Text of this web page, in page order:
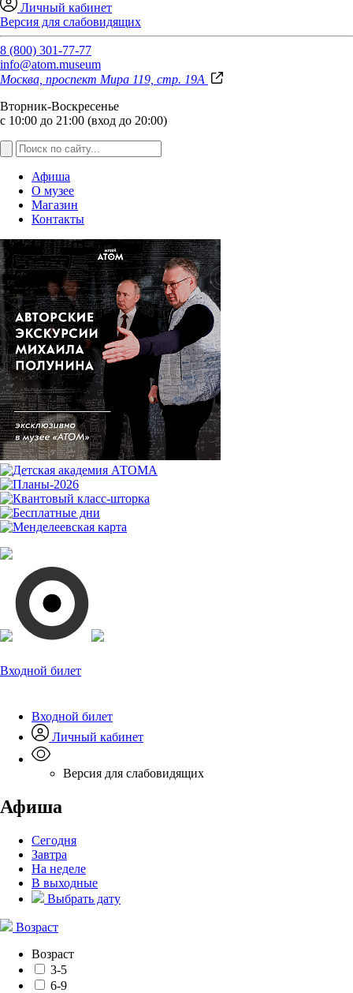
Личный кабинет
Версия для слабовидящих
8 (800) 301-77-77
info@atom.museum
Москва, проспект Мира 119, стр. 19А
Вторник-Воскресенье
с 10:00 до 21:00 (вход до 20:00)
Афиша
О музее
Магазин
Контакты
Входной билет
Входной билет
Личный кабинет
Версия для слабовидящих
Афиша
Сегодня
Завтра
На неделе
В выходные
Выбрать дату
Возраст
Возраст
3-5
6-9